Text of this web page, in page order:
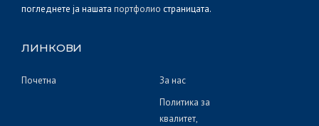
погледнете ја нашата портфолио страницата.
ЛИНКОВИ
Почетна
За нас
Политика за
квалитет,